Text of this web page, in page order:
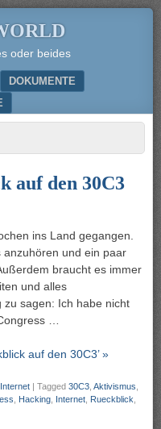
oder beides
DOKUMENTE
auf den 30C3
ins Land gegangen.
und ein paar
braucht es immer
und alles
zu sagen: Ich habe nicht
…
auf den 30C3’ »
Internet | Tagged 30C3 Aktivismus
Hacking Internet Rueckblick